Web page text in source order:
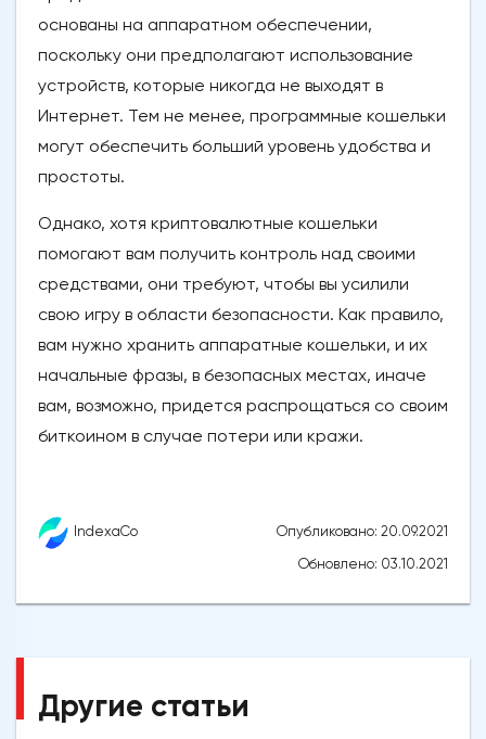
основаны на аппаратном обеспечении,
поскольку они предполагают использование
устройств, которые никогда не выходят в
Интернет. Тем не менее, программные кошельки
могут обеспечить больший уровень удобства и
простоты.
Однако, хотя криптовалютные кошельки
помогают вам получить контроль над своими
средствами, они требуют, чтобы вы усилили
свою игру в области безопасности. Как правило,
вам нужно хранить аппаратные кошельки, и их
начальные фразы, в безопасных местах, иначе
вам, возможно, придется распрощаться со своим
биткоином в случае потери или кражи.
IndexaCo
Опубликовано: 20.09.2021
Обновлено: 03.10.2021
Другие статьи